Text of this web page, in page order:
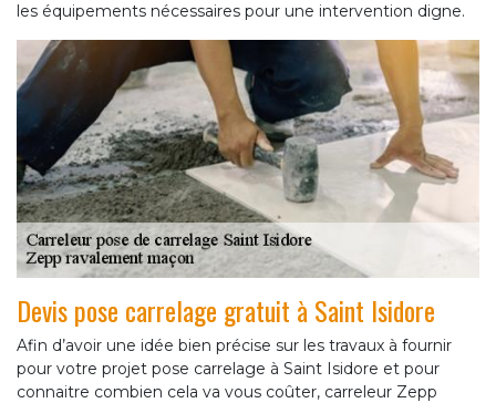
les équipements nécessaires pour une intervention digne.
Devis pose carrelage gratuit à Saint Isidore
Afin d’avoir une idée bien précise sur les travaux à fournir
pour votre projet pose carrelage à Saint Isidore et pour
connaitre combien cela va vous coûter, carreleur Zepp